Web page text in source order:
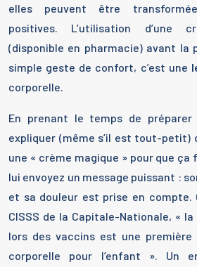
elles peuvent être
positives. L’utilisation d’une
(disponible en pharmacie) avant la
simple geste de confort, c’est une
corporelle.
En prenant le temps de
expliquer (même s’il est tout-petit)
une « crème magique » pour que ça
lui envoyez un message puissant :
et sa douleur est prise en compte.
CISSS de la Capitale-Nationale, «
lors des vaccins est une première
corporelle pour l’enfant ». Un